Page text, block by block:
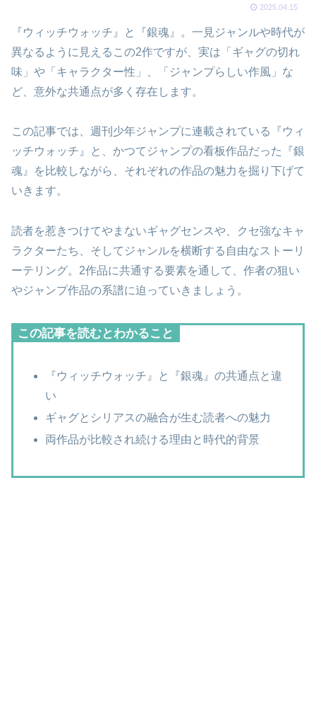
2025.04.15
『ウィッチウォッチ』と『銀魂』。一見ジャンルや時代が
異なるように見えるこの2作ですが、実は「ギャグの切れ
味」や「キャラクター性」、「ジャンプらしい作風」な
ど、意外な共通点が多く存在します。
この記事では、週刊少年ジャンプに連載されている『ウィ
ッチウォッチ』と、かつてジャンプの看板作品だった『銀
魂』を比較しながら、それぞれの作品の魅力を掘り下げて
いきます。
読者を惹きつけてやまないギャグセンスや、クセ強なキャ
ラクターたち、そしてジャンルを横断する自由なストーリ
ーテリング。2作品に共通する要素を通して、作者の狙い
やジャンプ作品の系譜に迫っていきましょう。
この記事を読むとわかること
『ウィッチウォッチ』と『銀魂』の共通点と違
い
ギャグとシリアスの融合が生む読者への魅力
両作品が比較され続ける理由と時代的背景